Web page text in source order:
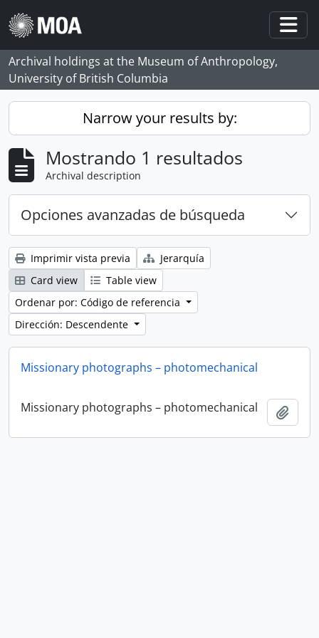
Skip to main content
Archival holdings at the Museum of Anthropology,
University of British Columbia
Narrow your results by:
Mostrando 1 resultados
Archival description
Opciones avanzadas de búsqueda
Imprimir vista previa
Jerarquía
Card view
Table view
Ordenar por: Código de referencia
Dirección: Descendente
Missionary photographs – photomechanical
Missionary photographs – photomechanical